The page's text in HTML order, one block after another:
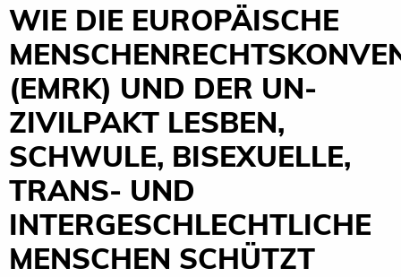
WIE DIE EUROPÄISCHE
(EMRK) UND DER UN-
ZIVILPAKT LESBEN,
SCHWULE, BISEXUELLE,
TRANS- UND
INTERGESCHLECHTLICHE
MENSCHEN SCHÜTZT